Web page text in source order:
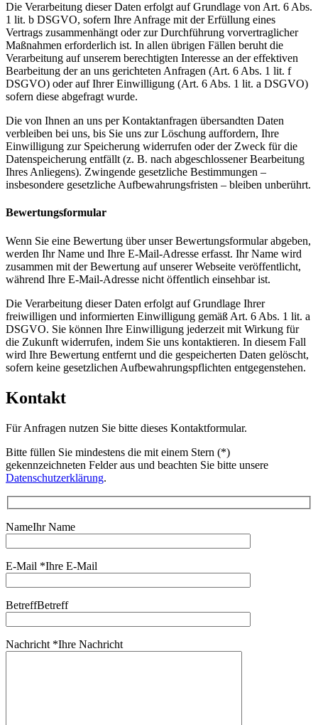
Die Verarbeitung dieser Daten erfolgt auf Grundlage von Art. 6 Abs.
1 lit. b DSGVO, sofern Ihre Anfrage mit der Erfüllung eines
Vertrags zusammenhängt oder zur Durchführung vorvertraglicher
Maßnahmen erforderlich ist. In allen übrigen Fällen beruht die
Verarbeitung auf unserem berechtigten Interesse an der effektiven
Bearbeitung der an uns gerichteten Anfragen (Art. 6 Abs. 1 lit. f
DSGVO) oder auf Ihrer Einwilligung (Art. 6 Abs. 1 lit. a DSGVO)
sofern diese abgefragt wurde.
Die von Ihnen an uns per Kontaktanfragen übersandten Daten
verbleiben bei uns, bis Sie uns zur Löschung auffordern, Ihre
Einwilligung zur Speicherung widerrufen oder der Zweck für die
Datenspeicherung entfällt (z. B. nach abgeschlossener Bearbeitung
Ihres Anliegens). Zwingende gesetzliche Bestimmungen –
insbesondere gesetzliche Aufbewahrungsfristen – bleiben unberührt.
Bewertungsformular
Wenn Sie eine Bewertung über unser Bewertungsformular abgeben,
werden Ihr Name und Ihre E-Mail-Adresse erfasst. Ihr Name wird
zusammen mit der Bewertung auf unserer Webseite veröffentlicht,
während Ihre E-Mail-Adresse nicht öffentlich einsehbar ist.
Die Verarbeitung dieser Daten erfolgt auf Grundlage Ihrer
freiwilligen und informierten Einwilligung gemäß Art. 6 Abs. 1 lit. a
DSGVO. Sie können Ihre Einwilligung jederzeit mit Wirkung für
die Zukunft widerrufen, indem Sie uns kontaktieren. In diesem Fall
wird Ihre Bewertung entfernt und die gespeicherten Daten gelöscht,
sofern keine gesetzlichen Aufbewahrungspflichten entgegenstehen.
Kontakt
Für Anfragen nutzen Sie bitte dieses Kontaktformular.
Bitte füllen Sie mindestens die mit einem Stern (*)
gekennzeichneten Felder aus und beachten Sie bitte unsere
Datenschutzerklärung.
NameIhr Name
E-Mail *Ihre E-Mail
Bitte dieses Feld leer lassen
BetreffBetreff
Bitte dieses Feld leer lassen
Nachricht *Ihre Nachricht